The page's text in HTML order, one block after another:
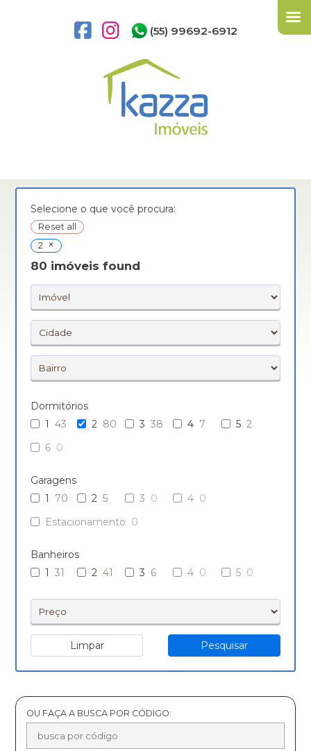
(55) 99692-6912
Selecione o que você procura:
Reset all
2
×
80 imóveis found
Dormitórios
1 43 2 80 3 38 4 7 5 2
6 0
Garagens
1
70 2 5 3 0 4 0
Estacionamento 0
Banheiros
1 31 2 41 3 6 4 0 5 0
Pesquisar
Limpar
OU FAÇA A BUSCA POR CÓDIGO: